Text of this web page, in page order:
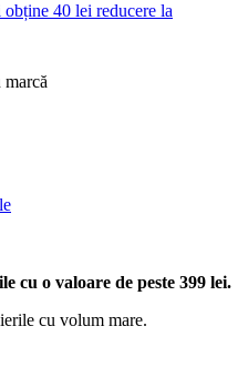
40 lei reducere la
marcă
cu o valoare de peste 399 lei.
cu volum mare.